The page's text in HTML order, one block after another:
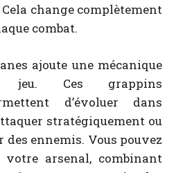
change complètement
combat.
ajoute une mécanique
jeu. Ces grappins
d’évoluer dans
stratégiquement ou
des ennemis. Vous pouvez
votre arsenal, combinant